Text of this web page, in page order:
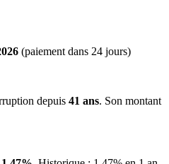
(paiement dans 24 jours)
depuis 41 ans. Son montant